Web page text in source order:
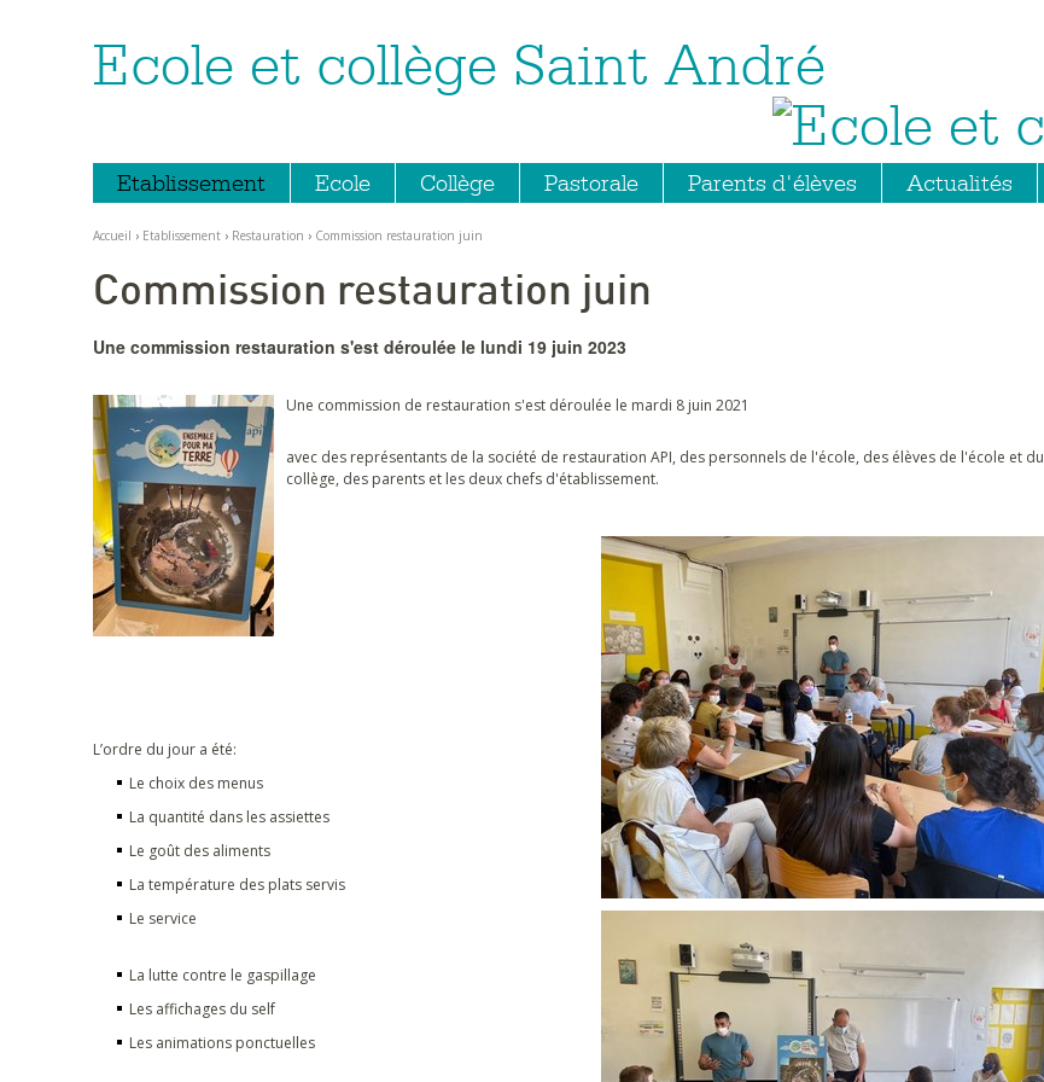
Aller
au
contenu.
navigation
Outils
personnels
Ecole et collège Saint André
Etablissement Ecole Collège Pastorale Parents d'élèves Actualités
Accueil › Etablissement › Restauration › Commission restauration juin
Commission restauration juin
Une commission restauration s'est déroulée le lundi 19 juin 2023
Une commission de restauration s'est déroulée le mardi 8 juin 2021
avec des représentants de la société de restauration API, des personnels de l'école, des élèves de l'école et du
collège, des parents et les deux chefs d'établissement.
L’ordre du jour a été:
Le choix des menus
La quantité dans les assiettes
Le goût des aliments
La température des plats servis
Le service
La lutte contre le gaspillage
Les affichages du self
Les animations ponctuelles